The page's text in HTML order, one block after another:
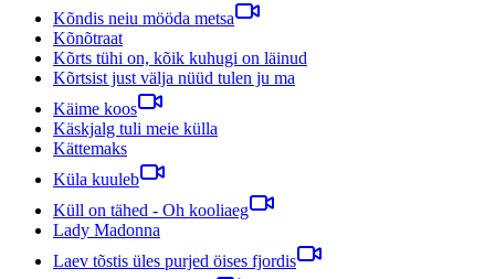
Kõndis neiu mööda metsa
Kõnõtraat
Kõrts tühi on, kõik kuhugi on läinud
Kõrtsist just välja nüüd tulen ju ma
Käime koos
Käskjalg tuli meie külla
Kättemaks
Küla kuuleb
Küll on tähed - Oh kooliaeg
Lady Madonna
Laev tõstis üles purjed öises fjordis